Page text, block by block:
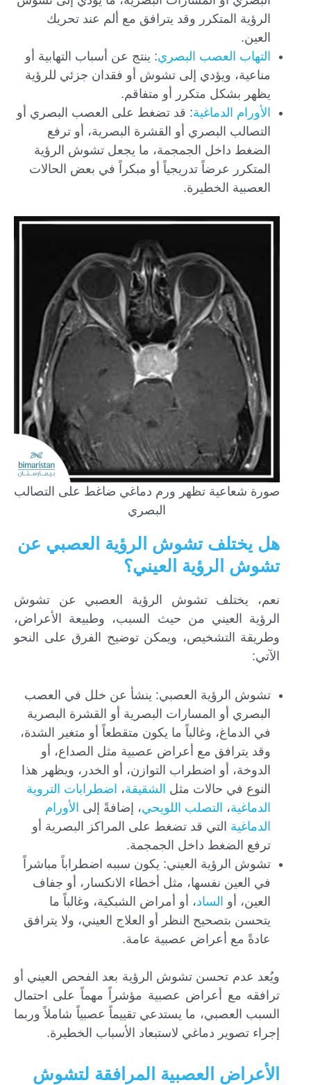
الرؤية المتكرر وقد يترافق مع ألم عند تحريك
العين.
التهاب العصب البصري: ينتج عن أسباب التهابية أو
مناعية، ويؤدي إلى تشوش أو فقدان جزئي للرؤية
يظهر بشكل متكرر أو متفاقم.
الأورام الدماغية: قد تضغط على العصب البصري أو
التصالب البصري أو القشرة البصرية، أو ترفع
الضغط داخل الجمجمة، ما يجعل تشوش الرؤية
المتكرر عرضاً تدريجياً أو مبكراً في بعض الحالات
العصبية الخطيرة.
صورة شعاعية تظهر ورم دماغي ضاغط على التصالب
البصري
هل يختلف تشوش الرؤية العصبي عن
تشوش الرؤية العيني؟
نعم، يختلف تشوش الرؤية العصبي عن تشوش
الرؤية العيني من حيث السبب، وطبيعة الأعراض،
وطريقة التشخيص، ويمكن توضيح الفرق على النحو
الآتي:
تشوش الرؤية العصبي: ينشأ عن خلل في العصب
البصري أو المسارات البصرية أو القشرة البصرية
في الدماغ، وغالباً ما يكون متقطعاً أو متغير الشدة،
وقد يترافق مع أعراض عصبية مثل الصداع، أو
الدوخة، أو اضطراب التوازن، أو الخدر، ويظهر هذا
النوع في حالات مثل الشقيقة،
اضطرابات التروية
الدماغية، التصلب اللويحي، إضافةً إلى الأورام
الدماغية التي قد تضغط على المراكز البصرية أو
ترفع الضغط داخل الجمجمة.
تشوش الرؤية العيني: يكون سببه اضطراباً مباشراً
في العين نفسها، مثل أخطاء الانكسار، أو جفاف
العين، أو الساد، أو أمراض الشبكية، وغالباً ما
يتحسن بتصحيح النظر أو العلاج العيني، ولا يترافق
عادةً مع أعراض عصبية عامة.
ويُعد عدم تحسن تشوش الرؤية بعد الفحص العيني أو
ترافقه مع أعراض عصبية مؤشراً مهماً على احتمال
السبب العصبي، ما يستدعي تقييماً عصبياً شاملاً وربما
إجراء تصوير دماغي لاستبعاد الأسباب الخطيرة.
الأعراض العصبية المرافقة لتشوش